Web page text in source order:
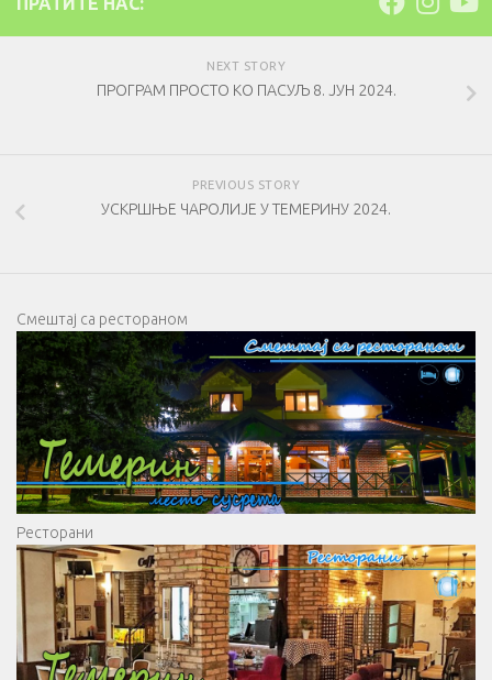
NEXT STORY
ПРОГРАМ ПРОСТО КО ПАСУЉ 8. ЈУН 2024.
PREVIOUS STORY
УСКРШЊЕ ЧАРОЛИЈЕ У ТЕМЕРИНУ 2024.
Смештај са рестораном
Ресторани